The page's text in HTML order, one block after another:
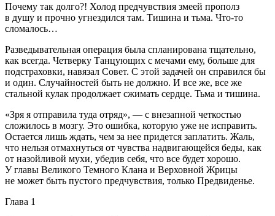
Почему так долго?! Холод предчувствия змеей прополз
в душу и прочно угнездился там. Тишина и тьма. Что-то
сломалось…
Разведывательная операция была спланирована тщательно,
как всегда. Четверку Танцующих с мечами ему, больше для
подстраховки, навязал Совет. С этой задачей он справился бы
и один. Случайностей быть не должно. И все же, все же
стальной кулак продолжает сжимать сердце. Тьма и тишина.
«Зря я отправила туда отряд», — с внезапной четкостью
сложилось в мозгу. Это ошибка, которую уже не исправить.
Остается лишь ждать, чем за нее придется заплатить. Жаль,
что нельзя отмахнуться от чувства надвигающейся беды, как
от назойливой мухи, убедив себя, что все будет хорошо.
У главы Великого Темного Клана и Верховной Жрицы
не может быть пустого предчувствия, только Предвиденье.
Глава 1